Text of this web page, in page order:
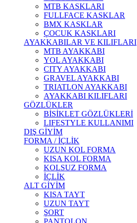
MTB KASKLARI
FULLFACE KASKLAR
BMX KASKLAR
ÇOCUK KASKLARI
AYAKKABILAR VE KILIFLARI
MTB AYAKKABI
YOL AYAKKABI
CITY AYAKKABI
GRAVEL AYAKKABI
TRIATLON AYAKKABI
AYAKKABI KILIFLARI
GÖZLÜKLER
BİSİKLET GÖZLÜKLERİ
LIFESTYLE KULLANIMI
DIŞ GİYİM
FORMA / İÇLİK
UZUN KOL FORMA
KISA KOL FORMA
KOLSUZ FORMA
İÇLİK
ALT GİYİM
KISA TAYT
UZUN TAYT
ŞORT
PANTOLON